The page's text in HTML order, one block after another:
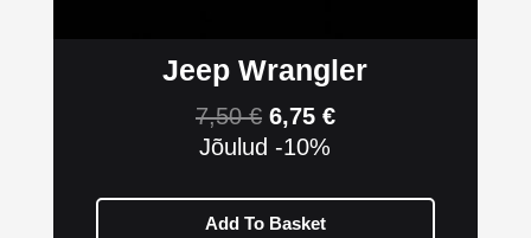
Jeep Wrangler
7,50€ 6,75 €
Jõulud -10%
Add To Basket